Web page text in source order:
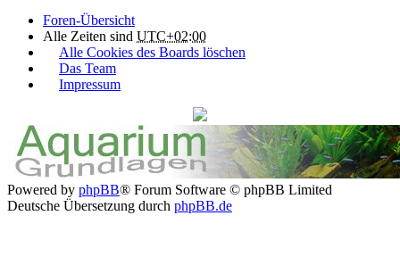
Foren-Übersicht
Alle Zeiten sind UTC+02:00
Alle Cookies des Boards löschen
Das Team
Impressum
Powered by phpBB® Forum Software © phpBB Limited
Deutsche Übersetzung durch phpBB.de